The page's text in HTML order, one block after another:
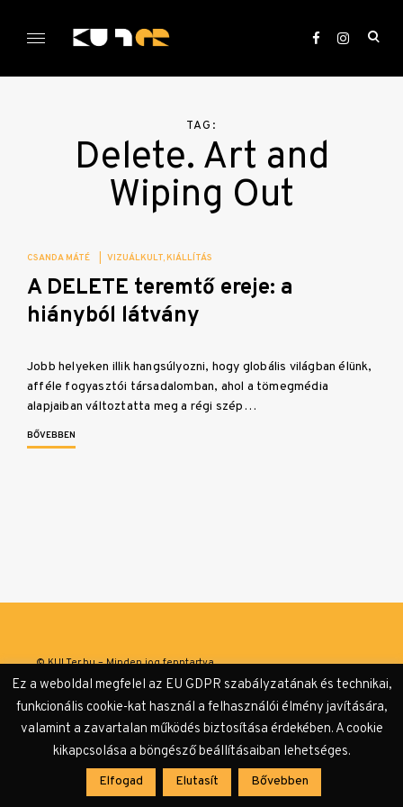
KULTer.hu
TAG:
Delete. Art and
Wiping Out
CSANDA MÁTÉ VIZUÁLKULT KIÁLLÍTÁS
A DELETE teremtő ereje: a
hiányból látvány
Jobb helyeken illik hangsúlyozni, hogy globális világban élünk,
afféle fogyasztói társadalomban, ahol a tömegmédia
alapjaiban változtatta meg a régi szép…
BŐVEBBEN
© KULTer.hu – Minden jog fenntartva
Adatvédelmi tájékoztató
Ez a weboldal megfelel az EU GDPR szabályzatának és technikai,
funkcionális cookie-kat használ a felhasználói élmény javítására,
valamint a zavartalan működés biztosítása érdekében. A cookie
kikapcsolása a böngésző beállításaiban lehetséges.
Elfogad Elutasít Bővebben